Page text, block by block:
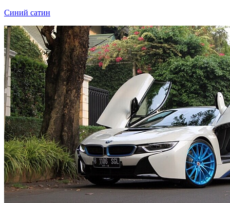
Синий сатин